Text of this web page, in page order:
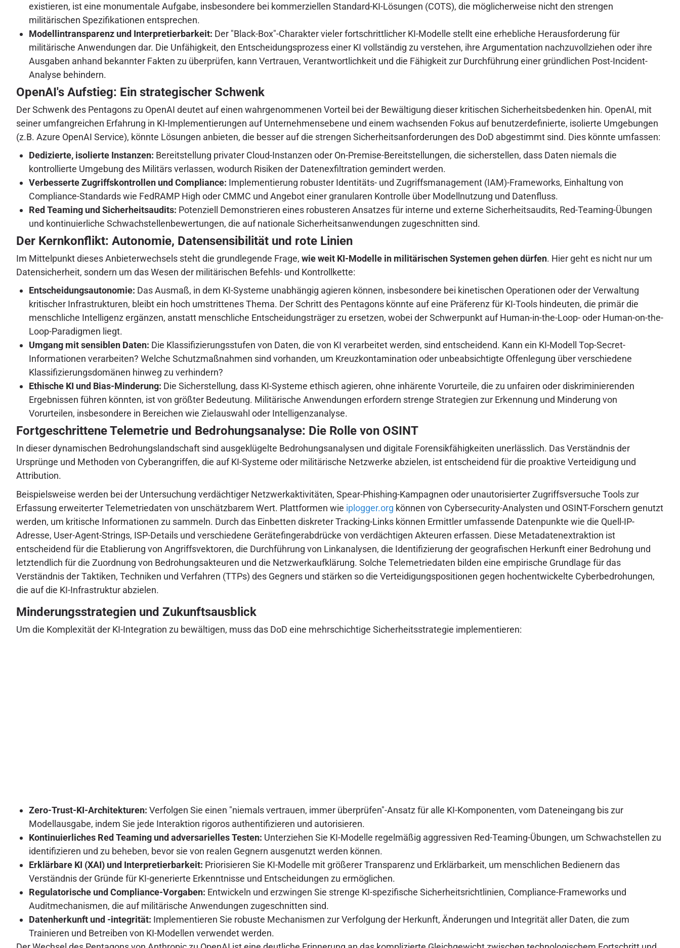
existieren, ist eine monumentale Aufgabe, insbesondere bei kommerziellen Standard-KI-Lösungen (COTS), die möglicherweise nicht den strengen
militärischen Spezifikationen entsprechen.
Modellintransparenz und Interpretierbarkeit: Der "Black-Box"-Charakter vieler fortschrittlicher KI-Modelle stellt eine erhebliche Herausforderung für
militärische Anwendungen dar. Die Unfähigkeit, den Entscheidungsprozess einer KI vollständig zu verstehen, ihre Argumentation nachzuvollziehen oder ihre
Ausgaben anhand bekannter Fakten zu überprüfen, kann Vertrauen, Verantwortlichkeit und die Fähigkeit zur Durchführung einer gründlichen Post-Incident-
Analyse behindern.
OpenAI's Aufstieg: Ein strategischer Schwenk
Der Schwenk des Pentagons zu OpenAI deutet auf einen wahrgenommenen Vorteil bei der Bewältigung dieser kritischen Sicherheitsbedenken hin. OpenAI, mit
seiner umfangreichen Erfahrung in KI-Implementierungen auf Unternehmensebene und einem wachsenden Fokus auf benutzerdefinierte, isolierte Umgebungen
(z.B. Azure OpenAI Service), könnte Lösungen anbieten, die besser auf die strengen Sicherheitsanforderungen des DoD abgestimmt sind. Dies könnte umfassen:
Dedizierte, isolierte Instanzen: Bereitstellung privater Cloud-Instanzen oder On-Premise-Bereitstellungen, die sicherstellen, dass Daten niemals die
kontrollierte Umgebung des Militärs verlassen, wodurch Risiken der Datenexfiltration gemindert werden.
Verbesserte Zugriffskontrollen und Compliance: Implementierung robuster Identitäts- und Zugriffsmanagement (IAM)-Frameworks, Einhaltung von
Compliance-Standards wie FedRAMP High oder CMMC und Angebot einer granularen Kontrolle über Modellnutzung und Datenfluss.
Red Teaming und Sicherheitsaudits: Potenziell Demonstrieren eines robusteren Ansatzes für interne und externe Sicherheitsaudits, Red-Teaming-Übungen
und kontinuierliche Schwachstellenbewertungen, die auf nationale Sicherheitsanwendungen zugeschnitten sind.
Der Kernkonflikt: Autonomie, Datensensibilität und rote Linien
Im Mittelpunkt dieses Anbieterwechsels steht die grundlegende Frage, wie weit KI-Modelle in militärischen Systemen gehen dürfen. Hier geht es nicht nur um
Datensicherheit, sondern um das Wesen der militärischen Befehls- und Kontrollkette:
Entscheidungsautonomie: Das Ausmaß, in dem KI-Systeme unabhängig agieren können, insbesondere bei kinetischen Operationen oder der Verwaltung
kritischer Infrastrukturen, bleibt ein hoch umstrittenes Thema. Der Schritt des Pentagons könnte auf eine Präferenz für KI-Tools hindeuten, die primär die
menschliche Intelligenz ergänzen, anstatt menschliche Entscheidungsträger zu ersetzen, wobei der Schwerpunkt auf Human-in-the-Loop- oder Human-on-the-
Loop-Paradigmen liegt.
Umgang mit sensiblen Daten: Die Klassifizierungsstufen von Daten, die von KI verarbeitet werden, sind entscheidend. Kann ein KI-Modell Top-Secret-
Informationen verarbeiten? Welche Schutzmaßnahmen sind vorhanden, um Kreuzkontamination oder unbeabsichtigte Offenlegung über verschiedene
Klassifizierungsdomänen hinweg zu verhindern?
Ethische KI und Bias-Minderung: Die Sicherstellung, dass KI-Systeme ethisch agieren, ohne inhärente Vorurteile, die zu unfairen oder diskriminierenden
Ergebnissen führen könnten, ist von größter Bedeutung. Militärische Anwendungen erfordern strenge Strategien zur Erkennung und Minderung von
Vorurteilen, insbesondere in Bereichen wie Zielauswahl oder Intelligenzanalyse.
Fortgeschrittene Telemetrie und Bedrohungsanalyse: Die Rolle von OSINT
In dieser dynamischen Bedrohungslandschaft sind ausgeklügelte Bedrohungsanalysen und digitale Forensikfähigkeiten unerlässlich. Das Verständnis der
Ursprünge und Methoden von Cyberangriffen, die auf KI-Systeme oder militärische Netzwerke abzielen, ist entscheidend für die proaktive Verteidigung und
Attribution.
Beispielsweise werden bei der Untersuchung verdächtiger Netzwerkaktivitäten, Spear-Phishing-Kampagnen oder unautorisierter Zugriffsversuche Tools zur
Erfassung erweiterter Telemetriedaten von unschätzbarem Wert. Plattformen wie iplogger.org können von Cybersecurity-Analysten und OSINT-Forschern genutzt
werden, um kritische Informationen zu sammeln. Durch das Einbetten diskreter Tracking-Links können Ermittler umfassende Datenpunkte wie die Quell-IP-
Adresse, User-Agent-Strings, ISP-Details und verschiedene Gerätefingerabdrücke von verdächtigen Akteuren erfassen. Diese Metadatenextraktion ist
entscheidend für die Etablierung von Angriffsvektoren, die Durchführung von Linkanalysen, die Identifizierung der geografischen Herkunft einer Bedrohung und
letztendlich für die Zuordnung von Bedrohungsakteuren und die Netzwerkaufklärung. Solche Telemetriedaten bilden eine empirische Grundlage für das
Verständnis der Taktiken, Techniken und Verfahren (TTPs) des Gegners und stärken so die Verteidigungspositionen gegen hochentwickelte Cyberbedrohungen,
die auf die KI-Infrastruktur abzielen.
Minderungsstrategien und Zukunftsausblick
Um die Komplexität der KI-Integration zu bewältigen, muss das DoD eine mehrschichtige Sicherheitsstrategie implementieren:
Zero-Trust-KI-Architekturen: Verfolgen Sie einen "niemals vertrauen, immer überprüfen"-Ansatz für alle KI-Komponenten, vom Dateneingang bis zur
Modellausgabe, indem Sie jede Interaktion rigoros authentifizieren und autorisieren.
Kontinuierliches Red Teaming und adversarielles Testen: Unterziehen Sie KI-Modelle regelmäßig aggressiven Red-Teaming-Übungen, um Schwachstellen zu
identifizieren und zu beheben, bevor sie von realen Gegnern ausgenutzt werden können.
Erklärbare KI (XAI) und Interpretierbarkeit: Priorisieren Sie KI-Modelle mit größerer Transparenz und Erklärbarkeit, um menschlichen Bedienern das
Verständnis der Gründe für KI-generierte Erkenntnisse und Entscheidungen zu ermöglichen.
Regulatorische und Compliance-Vorgaben: Entwickeln und erzwingen Sie strenge KI-spezifische Sicherheitsrichtlinien, Compliance-Frameworks und
Auditmechanismen, die auf militärische Anwendungen zugeschnitten sind.
Datenherkunft und -integrität: Implementieren Sie robuste Mechanismen zur Verfolgung der Herkunft, Änderungen und Integrität aller Daten, die zum
Trainieren und Betreiben von KI-Modellen verwendet werden.